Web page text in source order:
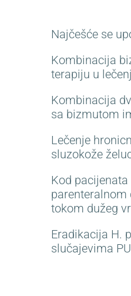
Najčešće se
Kombinacija
terapiju u
Kombinacija
sa bizmutom
Lečenje
sluzokože
Kod
tokom dužeg
Eradikacija H.
slučajevima